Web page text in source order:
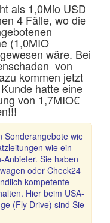
als 1,0Mio USD
4 Fälle, wo die
(1,0MIO
wäre. Bei
von
kommen jetzt
hatte eine
von 1,7MIO€
Sonderangebote wie
wie ein
Sie haben
oder Check24
kompetente
Hier beim USA-
(Fly Drive) sind Sie